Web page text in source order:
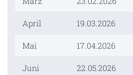
April 19.03.2026
Mai 17.04.2026
Juni 22.05.2026